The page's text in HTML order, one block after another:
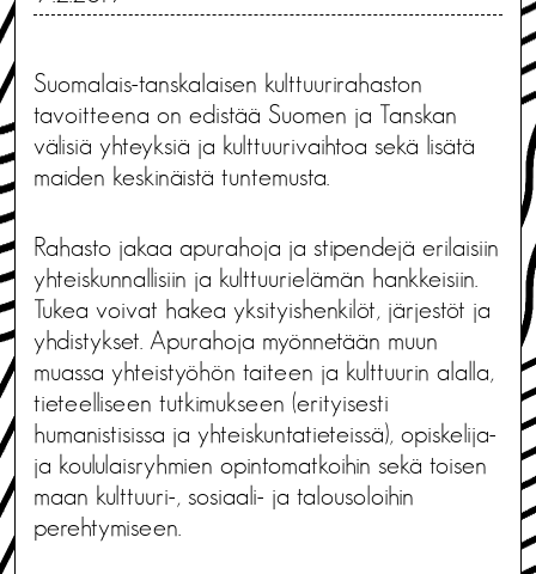
Suomalais-tanskalaisen kulttuurirahaston
tavoitteena on edistää Suomen ja Tanskan
välisiä yhteyksiä ja kulttuurivaihtoa sekä lisätä
maiden keskinäistä tuntemusta.
Rahasto jakaa apurahoja ja stipendejä erilaisiin
yhteiskunnallisiin ja kulttuurielämän hankkeisiin.
Tukea voivat hakea yksityishenkilöt, järjestöt ja
yhdistykset. Apurahoja myönnetään muun
muassa yhteistyöhön taiteen ja kulttuurin alalla,
tieteelliseen tutkimukseen (erityisesti
humanistisissa ja yhteiskuntatieteissä), opiskelija-
ja koululaisryhmien opintomatkoihin sekä toisen
maan kulttuuri-, sosiaali- ja talousoloihin
perehtymiseen.